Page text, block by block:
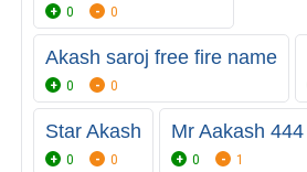
0 0
Akash saroj free fire name
0 0
Star Akash
0 0
Mr Aakash 444
0 1